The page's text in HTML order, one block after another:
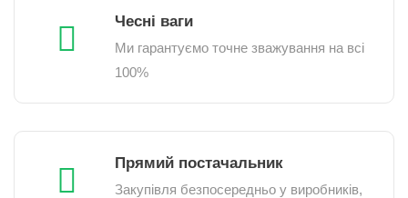
Чесні ваги
Ми гарантуємо точне зважування на всі
100%
Прямий постачальник
Закупівля безпосередньо у виробників,